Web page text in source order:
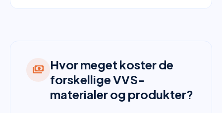
payments Hvor meget koster de
forskellige VVS-
materialer og produkter?